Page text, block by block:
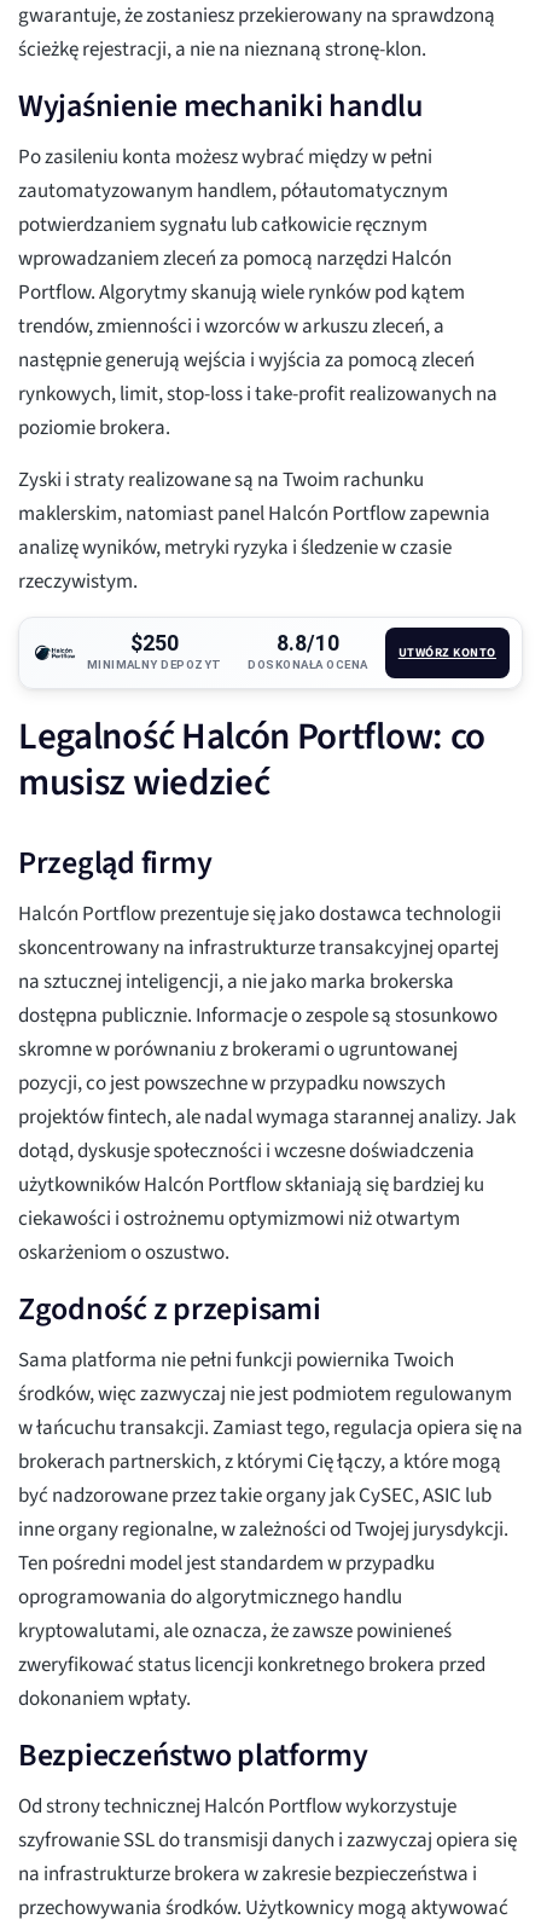
gwarantuje, że zostaniesz przekierowany na sprawdzoną
ścieżkę rejestracji, a nie na nieznaną stronę-klon.
Wyjaśnienie mechaniki handlu
Po zasileniu konta możesz wybrać między w pełni
zautomatyzowanym handlem, półautomatycznym
potwierdzaniem sygnału lub całkowicie ręcznym
wprowadzaniem zleceń za pomocą narzędzi Halcón
Portflow. Algorytmy skanują wiele rynków pod kątem
trendów, zmienności i wzorców w arkuszu zleceń, a
następnie generują wejścia i wyjścia za pomocą zleceń
rynkowych, limit, stop-loss i take-profit realizowanych na
poziomie brokera.
Zyski i straty realizowane są na Twoim rachunku
maklerskim, natomiast panel Halcón Portflow zapewnia
analizę wyników, metryki ryzyka i śledzenie w czasie
rzeczywistym.
$250
MINIMALNY DEPOZYT
8.8/10
DOSKONAŁA OCENA
UTWÓRZ KONTO
Legalność Halcón Portflow: co
musisz wiedzieć
Przegląd firmy
Halcón Portflow prezentuje się jako dostawca technologii
skoncentrowany na infrastrukturze transakcyjnej opartej
na sztucznej inteligencji, a nie jako marka brokerska
dostępna publicznie. Informacje o zespole są stosunkowo
skromne w porównaniu z brokerami o ugruntowanej
pozycji, co jest powszechne w przypadku nowszych
projektów fintech, ale nadal wymaga starannej analizy. Jak
dotąd, dyskusje społeczności i wczesne doświadczenia
użytkowników Halcón Portflow skłaniają się bardziej ku
ciekawości i ostrożnemu optymizmowi niż otwartym
oskarżeniom o oszustwo.
Zgodność z przepisami
Sama platforma nie pełni funkcji powiernika Twoich
środków, więc zazwyczaj nie jest podmiotem regulowanym
w łańcuchu transakcji. Zamiast tego, regulacja opiera się na
brokerach partnerskich, z którymi Cię łączy, a które mogą
być nadzorowane przez takie organy jak CySEC, ASIC lub
inne organy regionalne, w zależności od Twojej jurysdykcji.
Ten pośredni model jest standardem w przypadku
oprogramowania do algorytmicznego handlu
kryptowalutami, ale oznacza, że zawsze powinieneś
zweryfikować status licencji konkretnego brokera przed
dokonaniem wpłaty.
Bezpieczeństwo platformy
Od strony technicznej Halcón Portflow wykorzystuje
szyfrowanie SSL do transmisji danych i zazwyczaj opiera się
na infrastrukturze brokera w zakresie bezpieczeństwa i
przechowywania środków. Użytkownicy mogą aktywować